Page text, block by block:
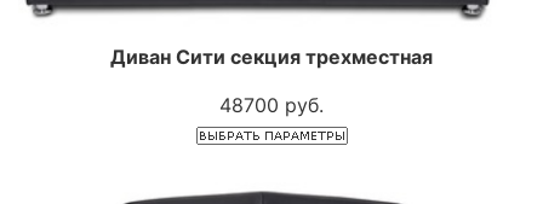
Диван Сити секция трехместная
48700 руб.